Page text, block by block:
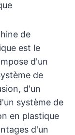
de
est le
d'un
de
d'un
système de
en plastique
d'un